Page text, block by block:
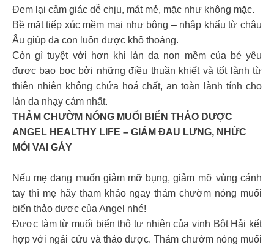
Đem lại cảm giác dễ chịu, mát mẻ, mặc như không mặc.
Bề mặt tiếp xúc mềm mại như bông – nhập khẩu từ châu
Âu giúp da con luôn được khô thoáng.
Còn gì tuyệt vời hơn khi làn da non mềm của bé yêu
được bao bọc bởi những điều thuần khiết và tốt lành từ
thiên nhiên không chứa hoá chất, an toàn lành tính cho
làn da nhạy cảm nhất.
THẢM CHƯỜM NÓNG MUỐI BIỂN THẢO DƯỢC
ANGEL HEALTHY LIFE – GIẢM ĐAU LƯNG, NHỨC
MỎI VAI GÁY
Nếu mẹ đang muốn giảm mỡ bụng, giảm mỡ vùng cánh
tay thì mẹ hãy tham khảo ngay thảm chườm nóng muối
biển thảo dược của Angel nhé!
Được làm từ muối biển thô tự nhiên của vịnh Bột Hải kết
hợp với ngải cứu và thảo dược. Thảm chườm nóng muối